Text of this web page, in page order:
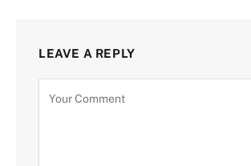
LEAVE A REPLY